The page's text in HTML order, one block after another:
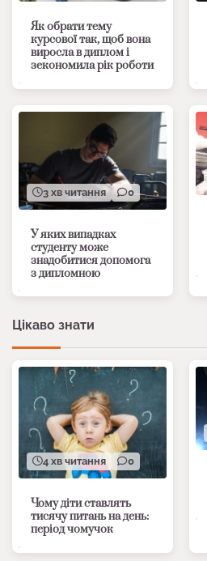
Як обрати тему
курсової так, щоб вона
виросла в диплом і
зекономила рік роботи
3 хв читання 0
У яких випадках
студенту може
знадобитися допомога
з дипломною
Цікаво знати
4 хв читання 0
Чому діти ставлять
тисячу питань на день:
період чомучок